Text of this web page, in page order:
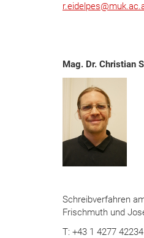
r.eidelpes@
Mag. Dr. Christian
Schreibverfahren
Frischmuth und
T: +43 1 4277 42234